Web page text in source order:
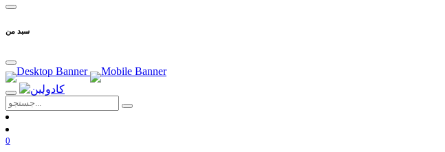
سبد من
0